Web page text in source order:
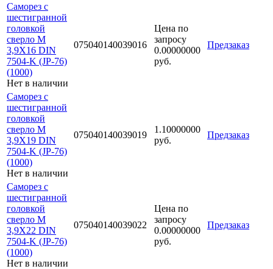
Саморез с
шестигранной
головкой
сверло М
3,9Х16 DIN
7504-K (JP-76)
(1000)
Нет в наличии
075040140039016
Цена по
запросу
0.00000000
руб.
Предзаказ
Саморез с
шестигранной
головкой
сверло М
3,9Х19 DIN
7504-K (JP-76)
(1000)
Нет в наличии
075040140039019
1.10000000
руб.
Предзаказ
Саморез с
шестигранной
головкой
сверло М
3,9Х22 DIN
7504-K (JP-76)
(1000)
Нет в наличии
075040140039022
Цена по
запросу
0.00000000
руб.
Предзаказ